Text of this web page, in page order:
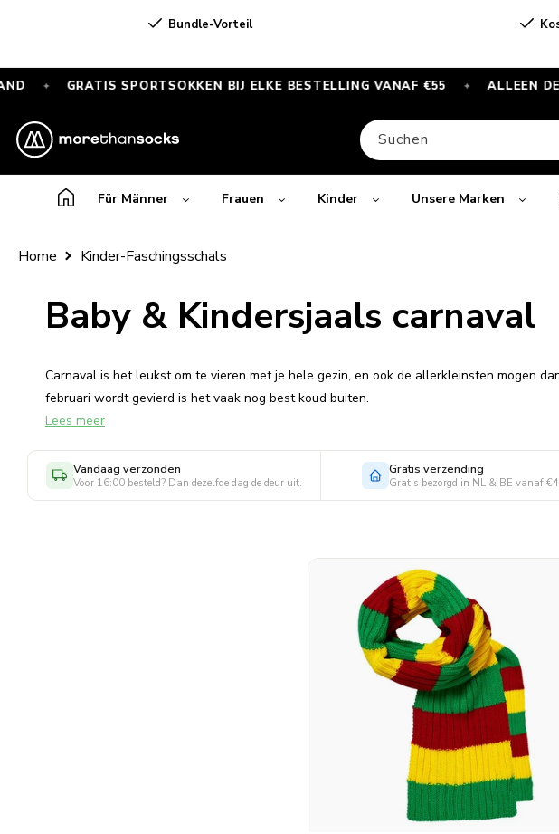
Bundle-Vorteil
✦ GRATIS SPORTSOKKEN BIJ ELKE BESTELLING VANAF €55 ✦ ALLEEN DEZE
SPORTSOKKEN
elke
Suchen
Für Männer Frauen Kinder Unsere Marken
Home Kinder-Faschingsschals
Baby & Kindersjaals carnaval
Carnaval is het leukst om te vieren met je hele gezin, en ook de allerkleinsten mogen
februari wordt gevierd is het vaak nog best koud buiten.
hummeltje lekker warm kan houden is dus noodzakelijk. Kijk als je op zoek bent naar
webshop van Morethansocks, want bij ons kun je bijvoorbeeld een lekkere warme baby
Lees meer
Vandaag verzonden
Voor 16:00 besteld? Dan dezelfde dag de deur uit.
Gratis verzending
Gratis bezorgd in NL & BE vanaf